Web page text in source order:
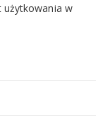
użytkowania w